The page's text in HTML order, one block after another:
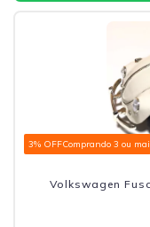
3% OFFComprando 3 ou
Volkswagen